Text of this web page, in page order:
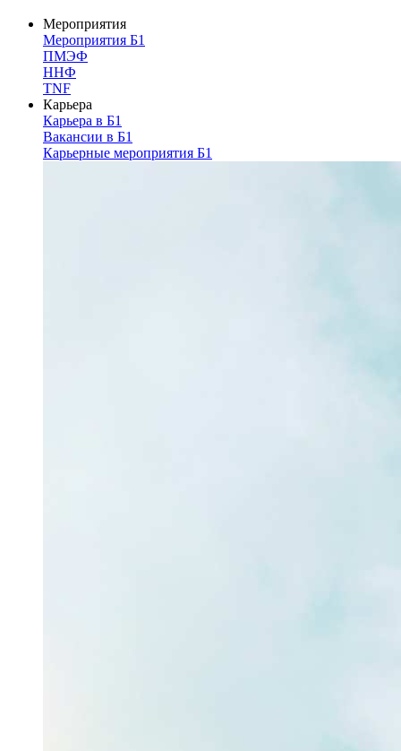
Мероприятия
Мероприятия Б1
ПМЭФ
ННФ
TNF
Карьера
Карьера в Б1
Вакансии в Б1
Карьерные мероприятия Б1